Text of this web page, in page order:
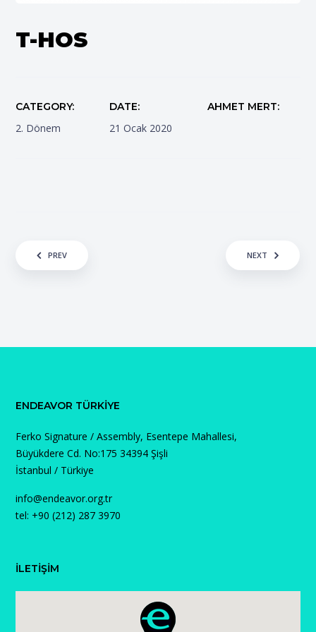
T-HOS
CATEGORY
2. Dönem
DATE
21 Ocak 2020
AHMET MERT
Yazı gezinmesi
PREV NEXT
ENDEAVOR TÜRKIYE
Ferko Signature / Assembly, Esentepe Mahallesi,
Büyükdere Cd. No:175 34394 Şişli
İstanbul / Türkiye
info@endeavor.org.tr
tel: +90 (212) 287 3970
İLETİŞİM